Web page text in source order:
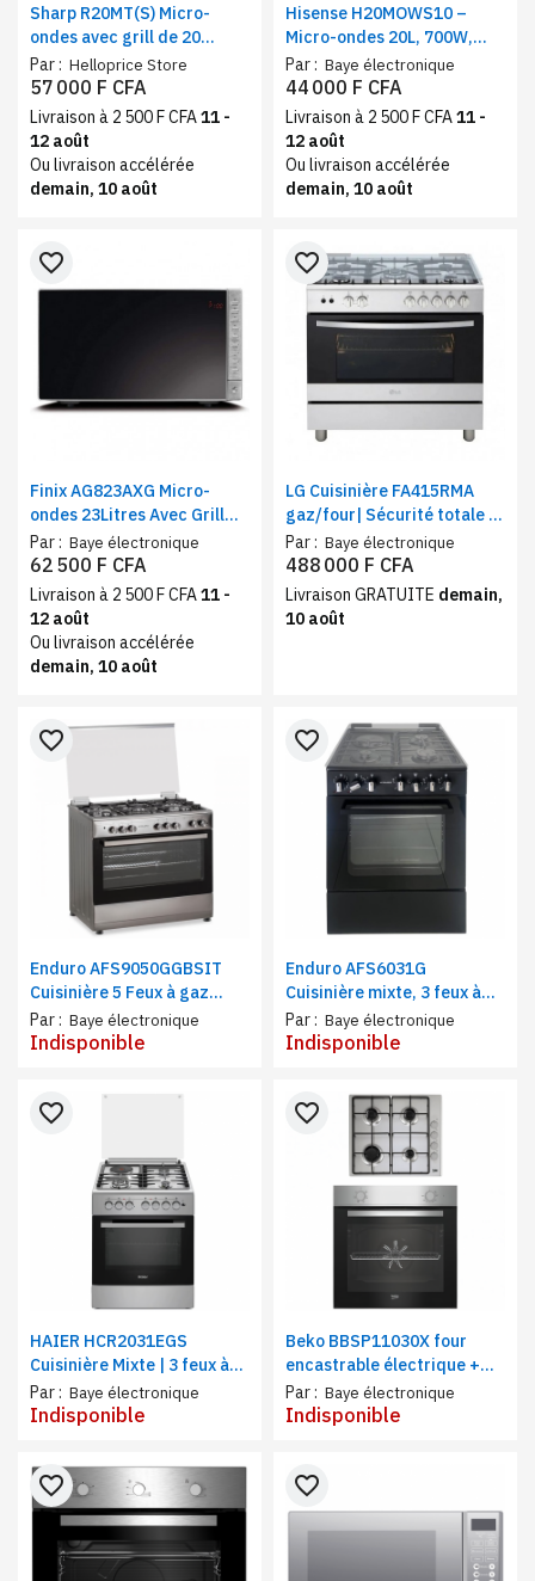
Sharp R20MT(S) Micro-
ondes avec grill de 20
Litres, Silver
Par : Helloprice Store
57 000 F CFA
Livraison à 2 500 F CFA11 -
12 août
Ou livraison accélérée
demain, 10 août
Hisense H20MOWS10 –
Micro-ondes 20L, 700W,
Commande mécanique 6
niveaux
Par : Baye électronique
44 000 F CFA
Livraison à 2 500 F CFA11 -
12 août
Ou livraison accélérée
demain, 10 août
Finix AG823AXG Micro-
ondes 23Litres Avec Grill
Noir/Gris
Par : Baye électronique
favorite_border
62 500 F CFA
Livraison à 2 500 F CFA11 -
12 août
Ou livraison accélérée
demain, 10 août
LG Cuisinière FA415RMA
gaz/four| Sécurité totale |
Système de chauffage
combiné | Rôtissoire
Par : Baye électronique
favorite_border
488 000 F CFA
Livraison GRATUITE demain,
10 août
Enduro AFS9050GGBSIT
Cuisinière 5 Feux à gaz
90X60 | Grill double bouton
Par : Baye électronique
favorite_border
Indisponible
Enduro AFS6031G
Cuisinière mixte, 3 feux à
gaz et 1 feu électrique
Par : Baye électronique
favorite_border
Indisponible
HAIER HCR2031EGS
Cuisinière Mixte | 3 feux à
Gaz, 1 feux Electrique, four
à gaz | semi Inox 60x60
Par : Baye électronique
favorite_border
Indisponible
Beko BBSP11030X four
encastrable électrique +
plaque à gaz | 4 feux |
Volume 66 litres, Acier inox
Par : Baye électronique
favorite_border
Indisponible
favorite_border favorite_border